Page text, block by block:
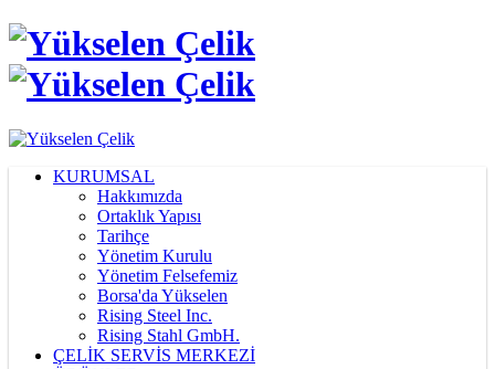
KURUMSAL
Hakkımızda
Ortaklık Yapısı
Tarihçe
Yönetim Kurulu
Yönetim Felsefemiz
Borsa'da Yükselen
Rising Steel Inc.
Rising Stahl GmbH.
ÇELİK SERVİS MERKEZİ